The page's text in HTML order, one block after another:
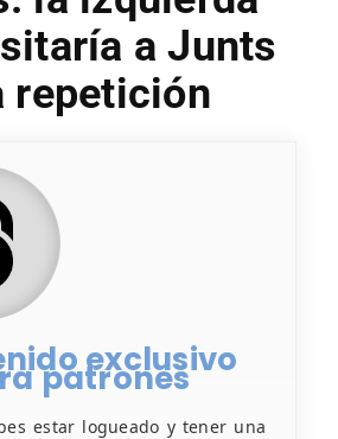
a Junts
repetición
exclusivo
patrones
estar logueado y tener una